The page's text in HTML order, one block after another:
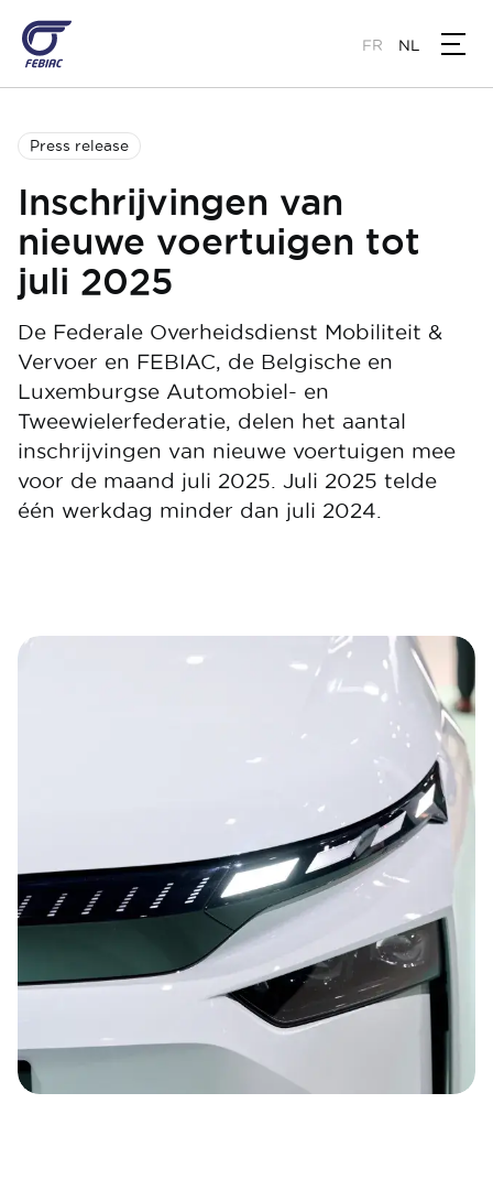
naar
de
gaan
FR NL
Press release
Inschrijvingen van
nieuwe voertuigen tot
juli 2025
De Federale Overheidsdienst Mobiliteit &
Vervoer en FEBIAC, de Belgische en
Luxemburgse Automobiel- en
Tweewielerfederatie, delen het aantal
inschrijvingen van nieuwe voertuigen mee
voor de maand juli 2025. Juli 2025 telde
één werkdag minder dan juli 2024.